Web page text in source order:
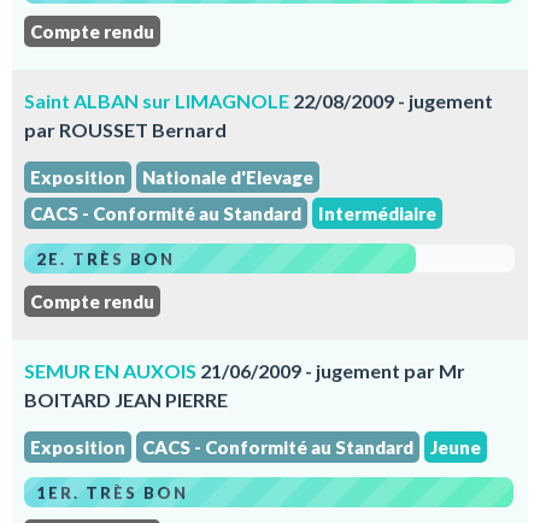
Compte rendu
Saint ALBAN sur LIMAGNOLE 22/08/2009 - jugement
par ROUSSET Bernard
Exposition
Nationale d'Elevage
CACS - Conformité au Standard
Intermédiaire
2E. TRÈS BON
Compte rendu
SEMUR EN AUXOIS 21/06/2009 - jugement par Mr
BOITARD JEAN PIERRE
Exposition CACS - Conformité au Standard Jeune
1ER. TRÈS BON